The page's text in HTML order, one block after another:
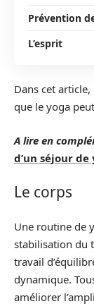
Prévention
L’esprit
Dans cet
que le yoga
A lire en
d’un séjour de
Le corps
Une routine de
stabilisation du
travail
dynamique.
améliorer